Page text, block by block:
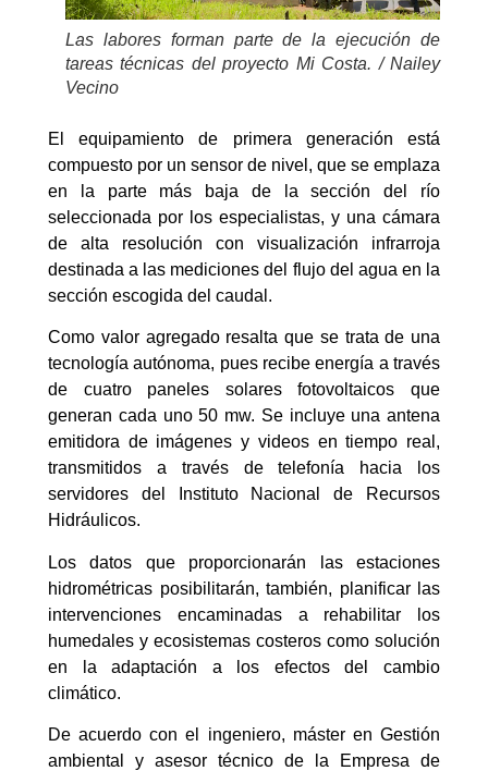
Las labores forman parte de la ejecución de
tareas técnicas del proyecto Mi Costa. / Nailey
Vecino
El equipamiento de primera generación está
compuesto por un sensor de nivel, que se emplaza
en la parte más baja de la sección del río
seleccionada por los especialistas, y una cámara
de alta resolución con visualización infrarroja
destinada a las mediciones del flujo del agua en la
sección escogida del caudal.
Como valor agregado resalta que se trata de una
tecnología autónoma, pues recibe energía a través
de cuatro paneles solares fotovoltaicos que
generan cada uno 50 mw. Se incluye una antena
emitidora de imágenes y videos en tiempo real,
transmitidos a través de telefonía hacia los
servidores del Instituto Nacional de Recursos
Hidráulicos.
Los datos que proporcionarán las estaciones
hidrométricas posibilitarán, también, planificar las
intervenciones encaminadas a rehabilitar los
humedales y ecosistemas costeros como solución
en la adaptación a los efectos del cambio
climático.
De acuerdo con el ingeniero, máster en Gestión
ambiental y asesor técnico de la Empresa de